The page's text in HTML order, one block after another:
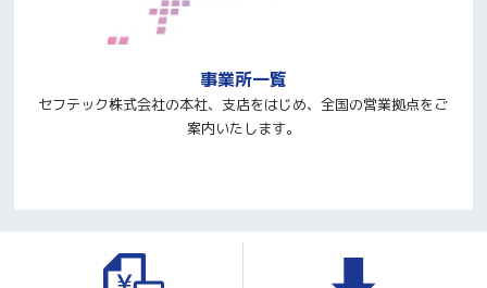
事業所一覧
セフテック株式会社の本社、支店をはじめ、全国の営業拠点をご
案内いたします。